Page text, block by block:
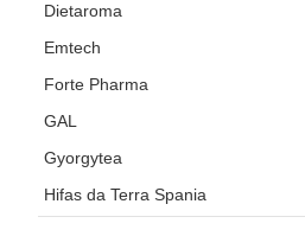
Dietaroma
Emtech
Forte Pharma
GAL
Gyorgytea
Hifas da Terra Spania